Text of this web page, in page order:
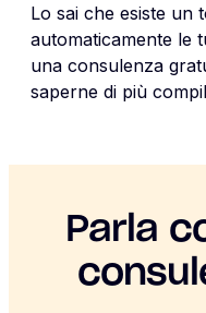
Lo sai che esiste un
automaticamente le
una consulenza
saperne di più
Parla